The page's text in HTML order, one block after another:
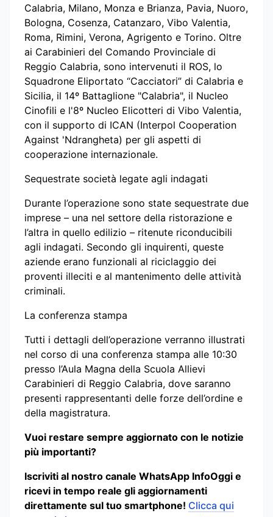
Calabria, Milano, Monza e Brianza, Pavia, Nuoro,
Bologna, Cosenza, Catanzaro, Vibo Valentia,
Roma, Rimini, Verona, Agrigento e Torino. Oltre
ai Carabinieri del Comando Provinciale di
Reggio Calabria, sono intervenuti il ROS, lo
Squadrone Eliportato “Cacciatori” di Calabria e
Sicilia, il 14º Battaglione "Calabria", il Nucleo
Cinofili e l'8º Nucleo Elicotteri di Vibo Valentia,
con il supporto di ICAN (Interpol Cooperation
Against 'Ndrangheta) per gli aspetti di
cooperazione internazionale.
Sequestrate società legate agli indagati
Durante l’operazione sono state sequestrate due
imprese – una nel settore della ristorazione e
l’altra in quello edilizio – ritenute riconducibili
agli indagati. Secondo gli inquirenti, queste
aziende erano funzionali al riciclaggio dei
proventi illeciti e al mantenimento delle attività
criminali.
La conferenza stampa
Tutti i dettagli dell’operazione verranno illustrati
nel corso di una conferenza stampa alle 10:30
presso l’Aula Magna della Scuola Allievi
Carabinieri di Reggio Calabria, dove saranno
presenti rappresentanti delle forze dell’ordine e
della magistratura.
Vuoi restare sempre aggiornato con le notizie
più importanti?
Iscriviti al nostro canale WhatsApp InfoOggi e
ricevi in tempo reale gli aggiornamenti
direttamente sul tuo smartphone! Clicca qui